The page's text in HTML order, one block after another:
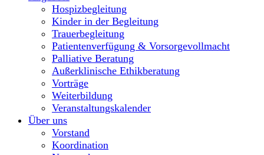
Hospizbegleitung
Kinder in der Begleitung
Trauerbegleitung
Patientenverfügung & Vorsorgevollmacht
Palliative Beratung
Außerklinische Ethikberatung
Vorträge
Weiterbildung
Veranstaltungskalender
Über uns
Vorstand
Koordination